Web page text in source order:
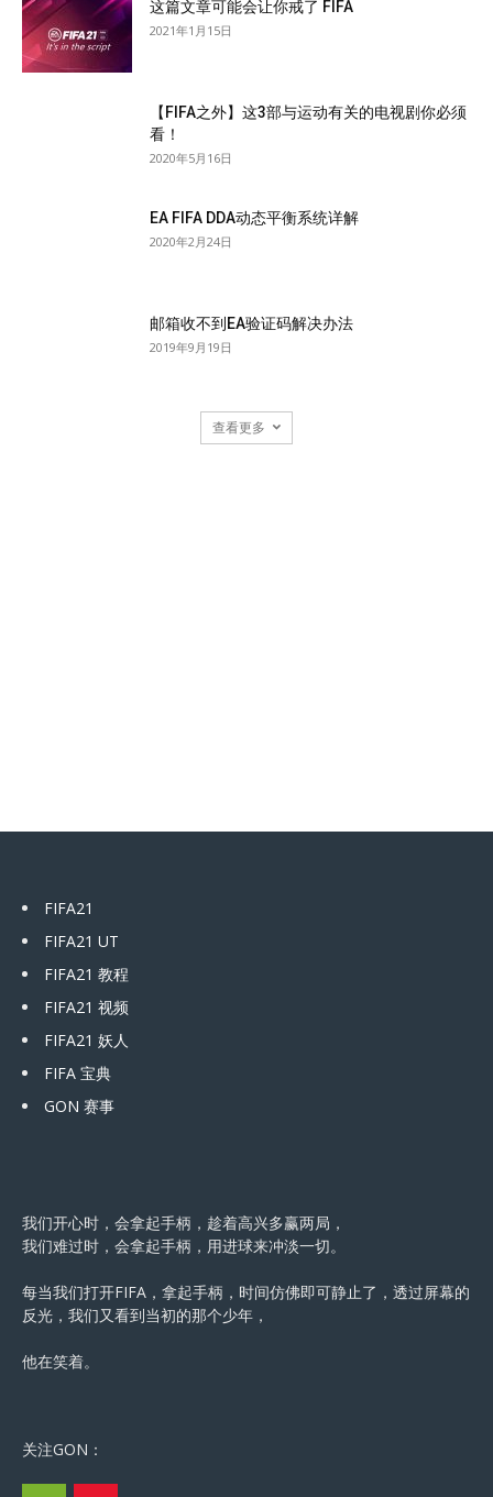
这篇文章可能会让你戒了 FIFA
2021年1月15日
【FIFA之外】这3部与运动有关的电视剧你必须
看！
2020年5月16日
EA FIFA DDA动态平衡系统详解
2020年2月24日
邮箱收不到EA验证码解决办法
2019年9月19日
查看更多
FIFA21
FIFA21 UT
FIFA21 教程
FIFA21 视频
FIFA21 妖人
FIFA 宝典
GON 赛事
我们开心时，会拿起手柄，趁着高兴多赢两局，
我们难过时，会拿起手柄，用进球来冲淡一切。
每当我们打开FIFA，拿起手柄，时间仿佛即可静止了，透过屏幕的
反光，我们又看到当初的那个少年，
他在笑着。
关注GON：